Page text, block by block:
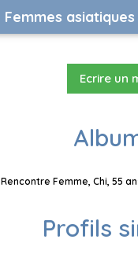
Femmes asiatiques
Ecrire un
Rencontre Femme, Chi, 55
Profils